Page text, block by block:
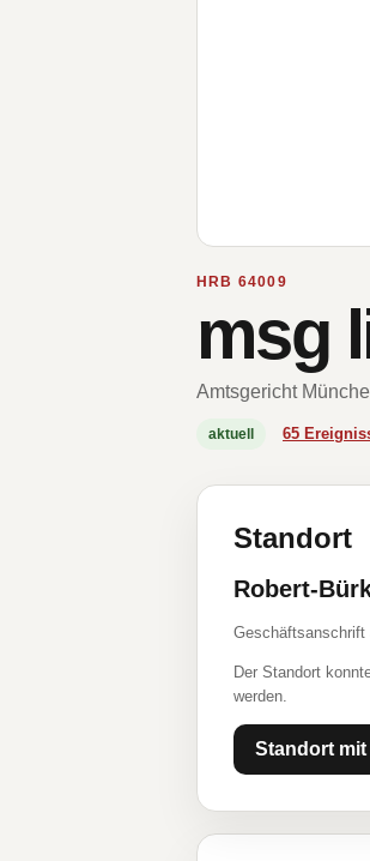
HRB 64009
msg
Amtsgericht
aktuell 65
Standort
Robert-
Geschäftsanschrift
Der Standort
werden.
Standort mit